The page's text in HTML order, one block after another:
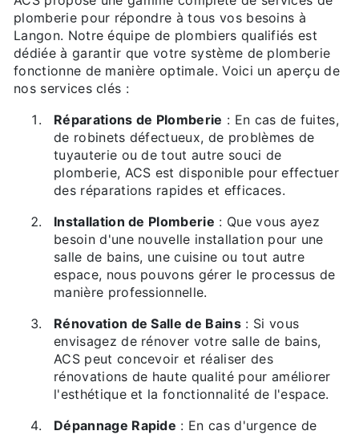
plomberie pour répondre à tous vos besoins à
Langon. Notre équipe de plombiers qualifiés est
dédiée à garantir que votre système de plomberie
fonctionne de manière optimale. Voici un aperçu de
nos services clés :
Réparations de Plomberie : En cas de fuites,
de robinets défectueux, de problèmes de
tuyauterie ou de tout autre souci de
plomberie, ACS est disponible pour effectuer
des réparations rapides et efficaces.
Installation de Plomberie : Que vous ayez
besoin d'une nouvelle installation pour une
salle de bains, une cuisine ou tout autre
espace, nous pouvons gérer le processus de
manière professionnelle.
Rénovation de Salle de Bains: Si vous
envisagez de rénover votre salle de bains,
ACS peut concevoir et réaliser des
rénovations de haute qualité pour améliorer
l'esthétique et la fonctionnalité de l'espace.
Dépannage Rapide : En cas d'urgence de